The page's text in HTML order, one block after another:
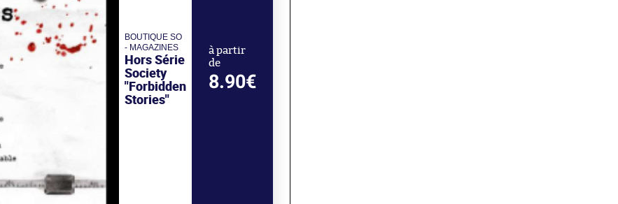
BOUTIQUE SO
- MAGAZINES
Hors Série
Society
"Forbidden
Stories"
à partir
de
8.90€